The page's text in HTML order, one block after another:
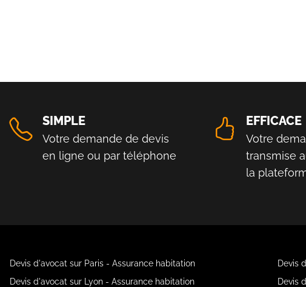
SIMPLE
Votre demande de devis
en ligne ou par téléphone
EFFICACE
Votre
transmise
la
Devis d'avocat sur Paris - Assurance habitation
Devis d'avocat sur Lyon - Assurance habitation
Devis
Devis